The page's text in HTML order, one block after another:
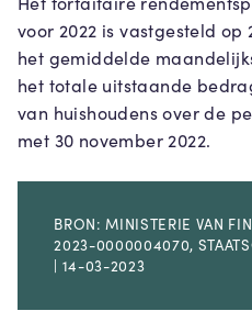
voor 2022 is vastgesteld op
het gemiddelde
het totale uitstaande
van huishoudens over de
met 30 november 2022.
BRON: MINISTERIE VAN
2023-0000004070,
| 14-03-2023